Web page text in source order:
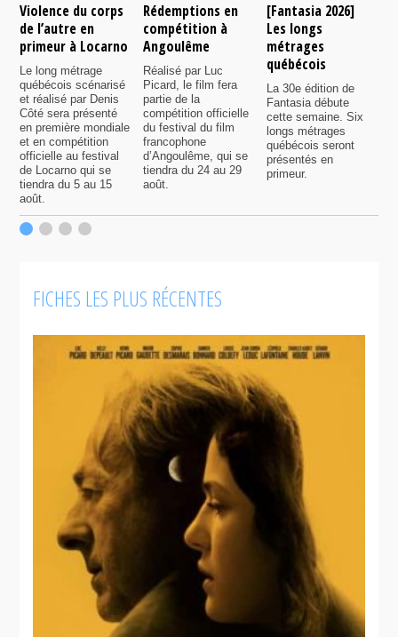
Violence du corps
de l’autre en
primeur à Locarno
Le long métrage
québécois scénarisé
et réalisé par Denis
Côté sera présenté
en première mondiale
et en compétition
officielle au festival
de Locarno qui se
tiendra du 5 au 15
août.
Rédemptions en
compétition à
Angoulême
Réalisé par Luc
Picard, le film fera
partie de la
compétition officielle
du festival du film
francophone
d’Angoulême, qui se
tiendra du 24 au 29
août.
[Fantasia 2026]
Les longs
métrages
québécois
La 30e édition de
Fantasia débute
cette semaine. Six
longs métrages
québécois seront
présentés en
primeur.
FICHES LES PLUS RÉCENTES